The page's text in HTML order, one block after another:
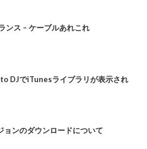
ンス – ケーブルあれこれ
DJでiTunesライブラリが表示され
ンのダウンロードについて